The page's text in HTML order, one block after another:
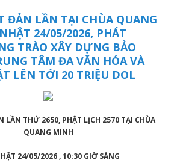
ĐẢN LẦN TẠI CHÙA QUANG
24/05/2026, PHÁT
TRÀO XÂY DỰNG BẢO
TÂM ĐA VĂN HÓA VÀ
LÊN TỚI 20 TRIỆU DOL
LẦN THỨ 2650, PHẬT LỊCH 2570 TẠI CHÙA
QUANG MINH
24/05/2026 , 10:30 GIỜ SÁNG